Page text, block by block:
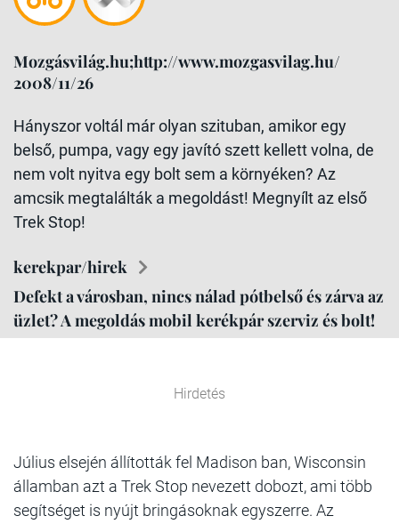
Mozgásvilág.hu;http://www.mozgasvilag.hu/
2008/11/26
Hányszor voltál már olyan szituban, amikor egy
belső, pumpa, vagy egy javító szett kellett volna, de
nem volt nyitva egy bolt sem a környéken? Az
amcsik megtalálták a megoldást! Megnyílt az első
Trek Stop!
kerekpar/hirek
Defekt a városban, nincs nálad pótbelső és zárva az
üzlet? A megoldás mobil kerékpár szerviz és bolt!
Hirdetés
Július elsején állították fel Madison ban, Wisconsin
államban azt a Trek Stop nevezett dobozt, ami több
segítséget is nyújt bringásoknak egyszerre. Az